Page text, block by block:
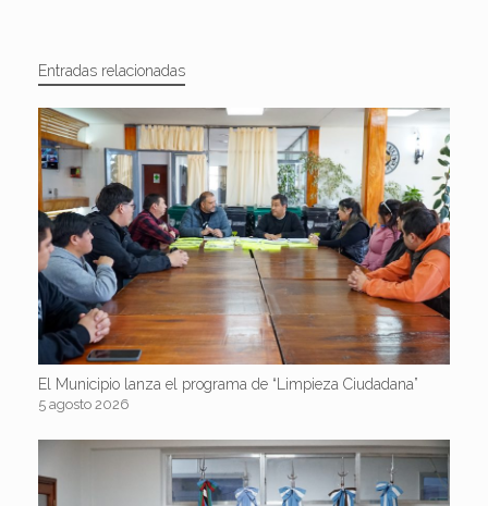
Entradas relacionadas
El Municipio lanza el programa de “Limpieza Ciudadana”
5 agosto 2026